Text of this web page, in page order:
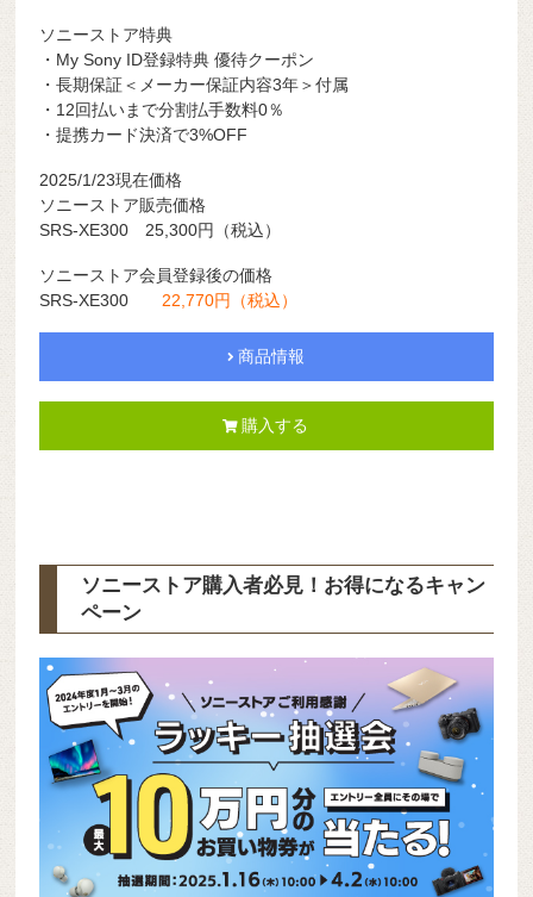
ソニーストア特典
・My Sony ID登録特典 優待クーポン
・長期保証＜メーカー保証内容3年＞付属
・12回払いまで分割払手数料0％
・提携カード決済で3%OFF
2025/1/23現在価格
ソニーストア販売価格
SRS-XE300 25,300円（税込）
ソニーストア会員登録後の価格
SRS-XE300 22,770円（税込）
商品情報
購入する
ソニーストア購入者必見！お得になるキャン
ペーン